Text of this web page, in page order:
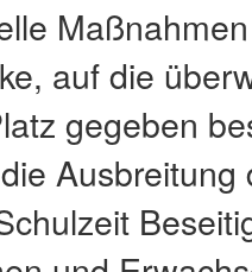
auf die
gegeben
Ausbreitung